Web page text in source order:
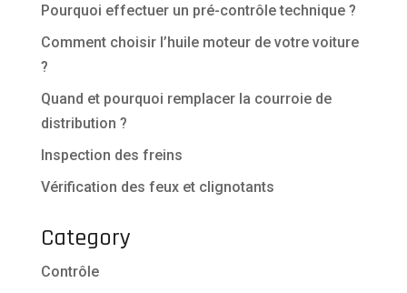
Pourquoi effectuer un pré-contrôle technique ?
Comment choisir l’huile moteur de votre voiture
?
Quand et pourquoi remplacer la courroie de
distribution ?
Inspection des freins
Vérification des feux et clignotants
Category
Contrôle